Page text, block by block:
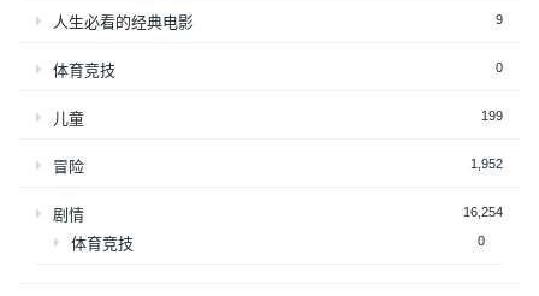
人生必看的经典电影 9
体育竞技 0
儿童 199
冒险 1,952
剧情 16,254
体育竞技 0